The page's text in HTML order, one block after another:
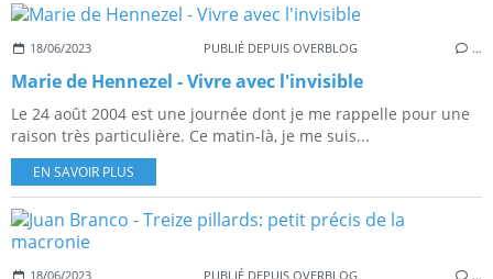
18/06/2023 PUBLIÉ DEPUIS OVERBLOG …
Marie de Hennezel - Vivre avec l'invisible
Le 24 août 2004 est une journée dont je me rappelle pour une
raison très particulière. Ce matin-là, je me suis...
EN SAVOIR PLUS
18/06/2023 PUBLIÉ DEPUIS OVERBLOG …